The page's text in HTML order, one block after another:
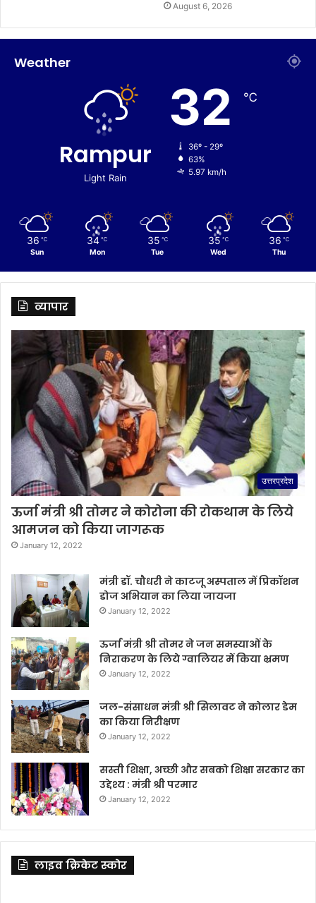
August 6, 2026
Weather
Rampur
Light Rain
32 ℃
36º - 29º
63%
5.97 km/h
36 ℃
Sun
34 ℃
Mon
35 ℃
Tue
35 ℃
Wed
36 ℃
Thu
व्यापार
उत्तरप्रदेश
ऊर्जा मंत्री श्री तोमर ने कोरोना की रोकथाम के लिये
आमजन को किया जागरूक
January 12, 2022
मंत्री डॉ. चौधरी ने काटजू अस्पताल में प्रिकॉशन
डोज अभियान का लिया जायजा
January 12, 2022
ऊर्जा मंत्री श्री तोमर ने जन समस्याओं के
निराकरण के लिये ग्वालियर में किया भ्रमण
January 12, 2022
जल-संसाधन मंत्री श्री सिलावट ने कोलार डेम
का किया निरीक्षण
January 12, 2022
सस्ती शिक्षा, अच्छी और सबको शिक्षा सरकार का
उद्देश्य : मंत्री श्री परमार
January 12, 2022
लाइव क्रिकेट स्कोर